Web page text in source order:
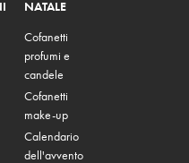
NATALE
Cofanetti
profumi e
candele
Cofanetti
make-up
Calendario
dell'avvento